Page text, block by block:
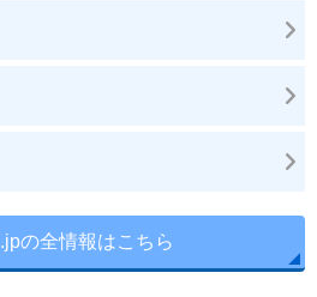
の全情報はこちら